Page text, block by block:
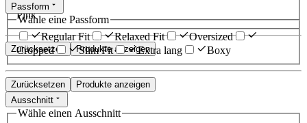
Pink
Zurücksetzen Produkte anzeigen
Passform
Wähle eine Passform
Regular Fit
Relaxed Fit
Oversized
Cropped
Slim Fit Extra lang Boxy
Zurücksetzen
Produkte anzeigen
Ausschnitt
Wähle einen Ausschnitt